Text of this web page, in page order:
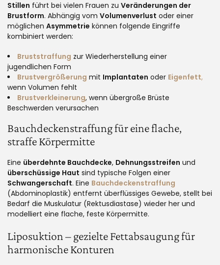
Stillen führt bei vielen Frauen zu Veränderungen der
Brustform. Abhängig vom Volumenverlust oder einer
möglichen Asymmetrie können folgende Eingriffe
kombiniert werden:
Bruststraffung zur Wiederherstellung einer
jugendlichen Form
Brustvergrößerung mit Implantaten oder Eigenfett,
wenn Volumen fehlt
Brustverkleinerung, wenn übergroße Brüste
Beschwerden verursachen
Bauchdeckenstraffung für eine flache,
straffe Körpermitte
Eine überdehnte Bauchdecke, Dehnungsstreifen und
überschüssige Haut sind typische Folgen einer
Schwangerschaft. Eine Bauchdeckenstraffung
(Abdominoplastik) entfernt überflüssiges Gewebe, stellt bei
Bedarf die Muskulatur (Rektusdiastase) wieder her und
modelliert eine flache, feste Körpermitte.
Liposuktion – gezielte Fettabsaugung für
harmonische Konturen